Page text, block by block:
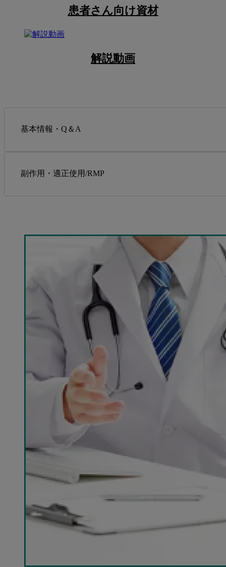
患者さん向け資材
解説動画
基本情報・Q＆A
副作用・適正使用/RMP